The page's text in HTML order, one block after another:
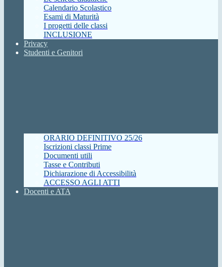
Calendario Scolastico
Esami di Maturità
I progetti delle classi
INCLUSIONE
Privacy
Studenti e Genitori
ORARIO DEFINITIVO 25/26
Iscrizioni classi Prime
Documenti utili
Tasse e Contributi
Dichiarazione di Accessibilità
ACCESSO AGLI ATTI
Docenti e ATA